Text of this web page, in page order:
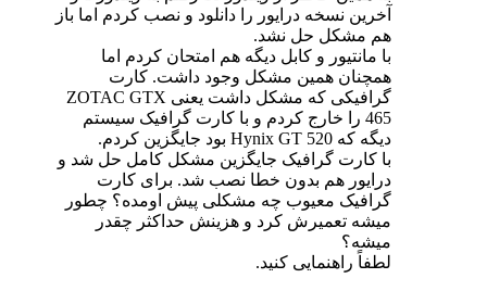
آخرین نسخه درایور را دانلود و نصب کردم اما باز
هم مشکل حل نشد.
با مانتیور و کابل دیگه هم امتحان کردم اما
همچنان همین مشکل وجود داشت. کارت
گرافیکی که مشکل داشت یعنی ZOTAC GTX
465 را خارج کردم و با کارت گرافیک سیستم
دیگه که Hynix GT 520 بود جایگزین کردم.
با کارت گرافیک جایگزین مشکل کامل حل شد و
درایور هم بدون خطا نصب شد. برای کارت
گرافیک معیوب چه مشکلی پیش اومده؟ چطور
میشه تعمیرش کرد و هزینش حداکثر چقدر
میشه؟
لطفاً راهنمایی کنید.